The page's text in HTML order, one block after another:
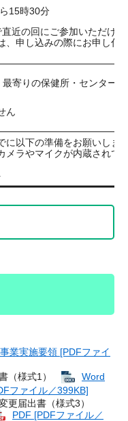
15時30分
近の回にご参加いただけ
、申し込みの際にお申し付
寄りの保健所・センターに
ん
に以下の準備をお願いしま
メラやマイクが内蔵されて
業実施要領 [PDFファイ
書（様式1）
Word
ファイル／399KB]
更届出書（様式3）
PDF [PDFファイル／